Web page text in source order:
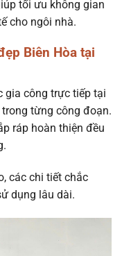
tối ưu không gian
cho ngôi nhà.
Biên Hòa tại
gia công trực tiếp tại
từng công đoạn.
ráp hoàn thiện đều
các chi tiết chắc
dụng lâu dài.